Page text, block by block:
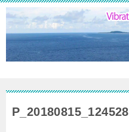
P_20180815_124528